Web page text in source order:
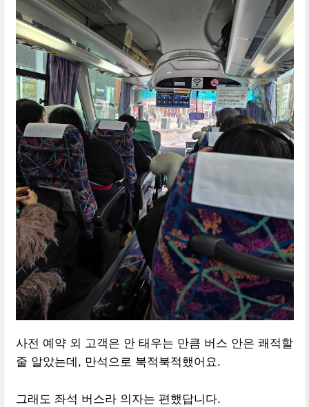
사전 예약 외 고객은 안 태우는 만큼 버스 안은 쾌적할
줄 알았는데, 만석으로 북적북적했어요.
그래도 좌석 버스라 의자는 편했답니다.